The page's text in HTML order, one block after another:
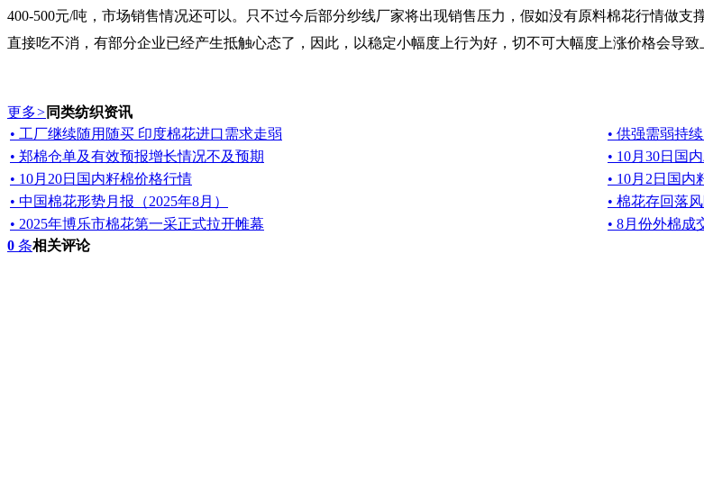
400-500元/吨，市场销售情况还可以。只不过今后部分纱线厂家将出现销售压力，假如没有原料棉花行情做
直接吃不消，有部分企业已经产生抵触心态了，因此，以稳定小幅度上行为好，切不可大幅度上涨价格会导
更多> 同类纺织资讯
• 工厂继续随用随买 印度棉花进口需求走弱
• 供强需弱持
• 郑棉仓单及有效预报增长情况不及预期
• 10月30日国
• 10月20日国内籽棉价格行情
• 10月2日国内
• 中国棉花形势月报（2025年8月）
• 棉花存回落
• 2025年博乐市棉花第一采正式拉开帷幕
• 8月份外棉成
0 条相关评论